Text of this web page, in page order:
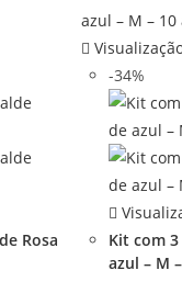
Rosa
-34%
Kit com
azul – M